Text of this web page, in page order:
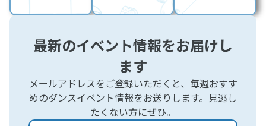
最新のイベント情報をお届けし
ます
メールアドレスをご登録いただくと、毎週おすす
めのダンスイベント情報をお送りします。見逃し
たくない方にぜひ。